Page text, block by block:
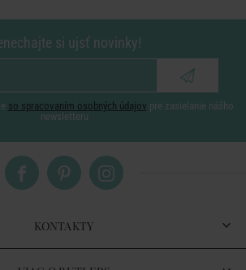
si ujsť novinky!
so spracovaním osobných údajov pre zasielanie nášho
newsletteru
KONTAKTY